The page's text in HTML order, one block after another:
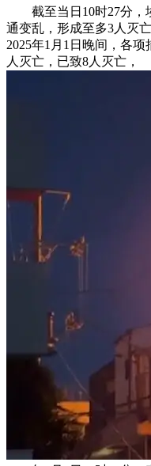
截至当日10时27分，
通变乱，形成至多3人灭
2025年1月1日晚间，各
人灭亡，已致8人灭亡，